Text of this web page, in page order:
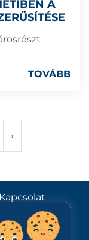
A
TOVÁBB
›
Kapcsolat